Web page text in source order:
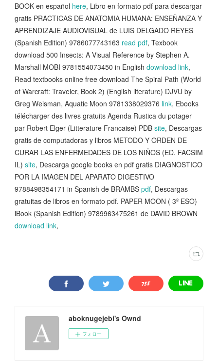
BOOK en español here, Libro en formato pdf para descargar
gratis PRACTICAS DE ANATOMIA HUMANA: ENSEÑANZA Y
APRENDIZAJE AUDIOVISUAL de LUIS DELGADO REYES
(Spanish Edition) 9786077743163 read pdf, Texbook
download 500 Insects: A Visual Reference by Stephen A.
Marshall MOBI 9781554073450 in English download link,
Read textbooks online free download The Spiral Path (World
of Warcraft: Traveler, Book 2) (English literature) DJVU by
Greg Weisman, Aquatic Moon 9781338029376 link, Ebooks
télécharger des livres gratuits Agenda Rustica du potager
par Robert Elger (Litterature Francaise) PDB site, Descargas
gratis de computadoras y libros METODO Y ORDEN DE
CURAR LAS ENFERMEDADES DE LOS NIÑOS (ED. FACSIM
IL) site, Descarga google books en pdf gratis DIAGNOSTICO
POR LA IMAGEN DEL APARATO DIGESTIVO
9788498354171 in Spanish de BRAMBS pdf, Descargas
gratuitas de libros en formato pdf. PAPER MOON ( 3º ESO)
iBook (Spanish Edition) 9789963475261 de DAVID BROWN
download link,
aboknugejebi's Ownd
フォロー